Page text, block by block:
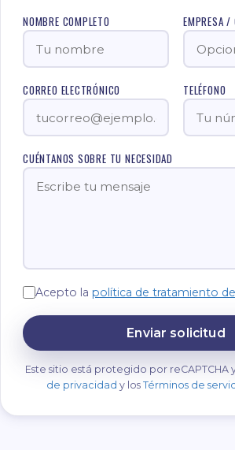
NOMBRE COMPLETO EMPRESA /
CORREO ELECTRÓNICO TELÉFONO
CUÉNTANOS SOBRE TU NECESIDAD
Acepto la política de tratamiento
Enviar solicitud
Este sitio está protegido por reCAPTCHA
de privacidad y los Términos de